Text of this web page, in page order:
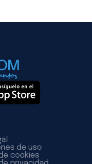
de uso
cookies